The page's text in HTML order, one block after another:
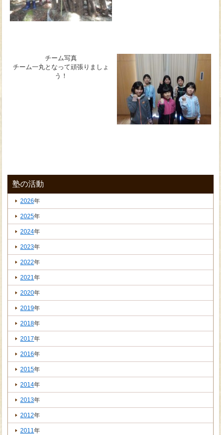
チーム写真
チーム一丸となって頑張りましょ
う！
塾の活動
2026年
2025年
2024年
2023年
2022年
2021年
2020年
2019年
2018年
2017年
2016年
2015年
2014年
2013年
2012年
2011年